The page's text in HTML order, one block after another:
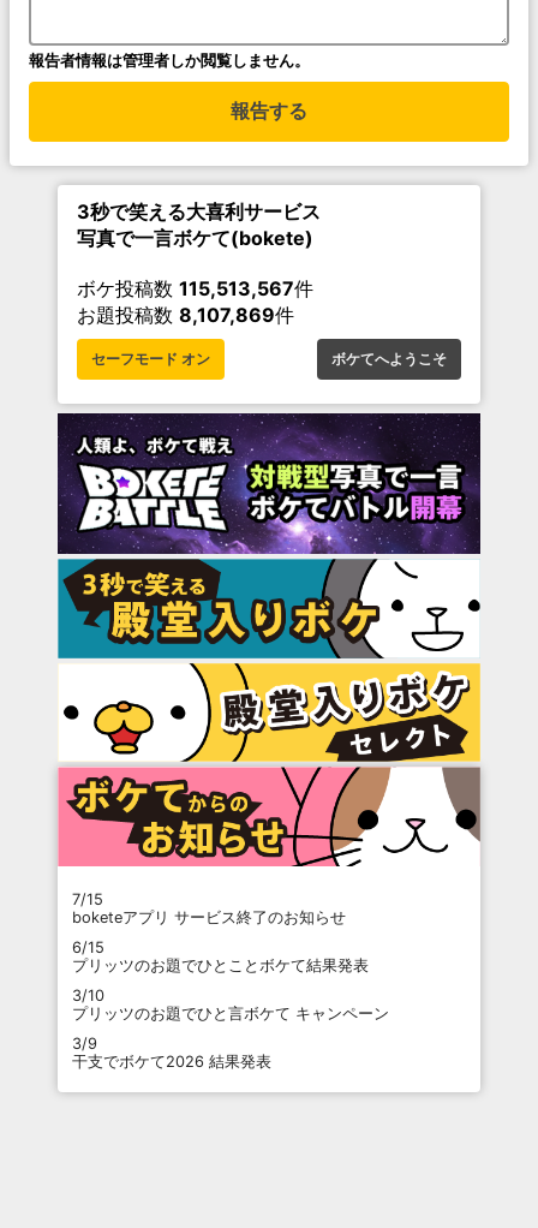
報告者情報は管理者しか閲覧しません。
報告する
3秒で笑える大喜利サービス
写真で一言ボケて(bokete)
ボケ投稿数 115,513,567件
お題投稿数 8,107,869件
セーフモード オン ボケてへようこそ
7/15
boketeアプリ サービス終了のお知らせ
6/15
プリッツのお題でひとことボケて結果発表
3/10
プリッツのお題でひと言ボケて キャンペーン
3/9
干支でボケて2026 結果発表